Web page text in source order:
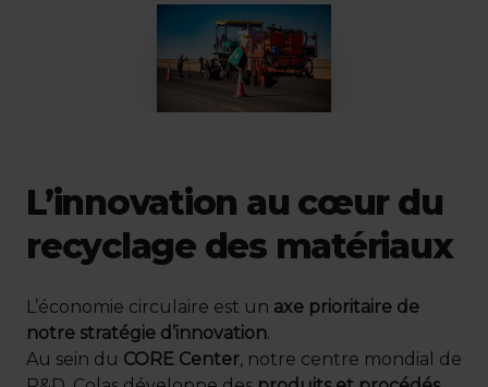
L’innovation au cœur du
recyclage des matériaux
L’économie circulaire est un axe prioritaire de
notre stratégie d’innovation.
Au sein du CORE Center, notre centre mondial de